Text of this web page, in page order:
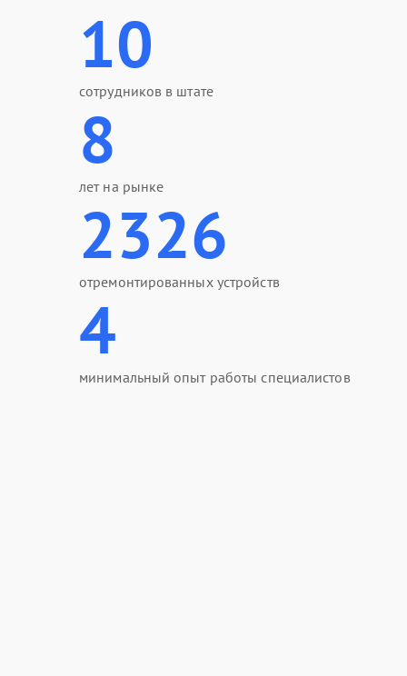
10
сотрудников в штате
8
лет на рынке
2326
отремонтированных устройств
4
минимальный опыт работы специалистов